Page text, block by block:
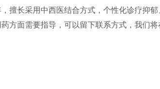
擅长采用中西医结合方式，个性化诊疗抑
方面需要指导，可以留下联系方式，我们将